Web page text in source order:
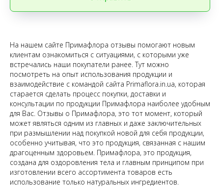
На нашем сайте Примафлора отзывы помогают новым
клиентам ознакомиться с ситуациями, с которыми уже
встречались наши покупатели ранее. Тут можно
посмотреть на опыт использования продукции и
взаимодействие с командой сайта Primaflora.in.ua, которая
старается сделать процесс покупки, доставки и
консультации по продукции Примафлора наиболее удобным
для Вас. Отзывы о Примафлора, это тот момент, который
может являться одним из главных и даже заключительных
при размышлении над покупкой новой для себя продукции,
особенно учитывая, что это продукция, связанная с нашим
драгоценным здоровьем. Примафлора, это продукция,
создана для оздоровления тела и главным принципом при
изготовлении всего ассортимента товаров есть
использование только натуральных ингредиентов.